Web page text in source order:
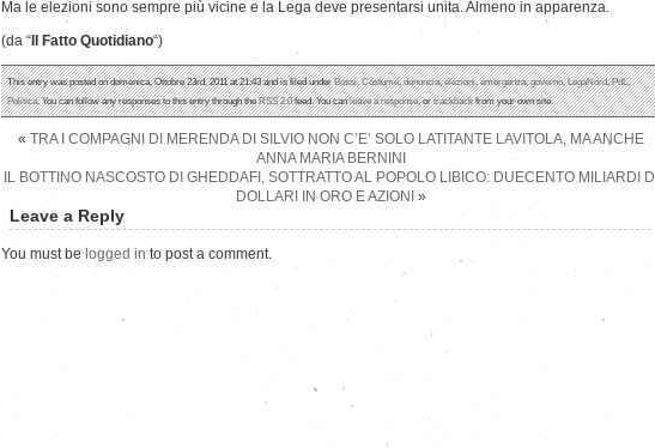
Ma le elezioni sono sempre più vicine e la Lega deve presentarsi unita. Almeno in apparenza.
(da “ Il Fatto Quotidiano“)
This entry was posted on domenica, Ottobre 23rd, 2011 at 21:43 and is filed underBossi,Costume,denuncia,elezioni,emergenza,governo,LegaNord,PdL,
Politica. You can follow any responses to this entry through theRSS 2.0feed. You canleave a response, ortrackbackfrom your own site.
« TRA I COMPAGNI DI MERENDA DI SILVIO NON C’E’ SOLO LATITANTE LAVITOLA, MA ANCHE
ANNA MARIA BERNINI
IL BOTTINO NASCOSTO DI GHEDDAFI, SOTTRATTO AL POPOLO LIBICO: DUECENTO MILIARDI DI
DOLLARI IN ORO E AZIONI »
Leave a Reply
You must be logged in to post a comment.